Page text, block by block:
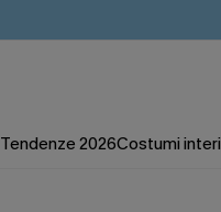
Tendenze 2026Costumi interi